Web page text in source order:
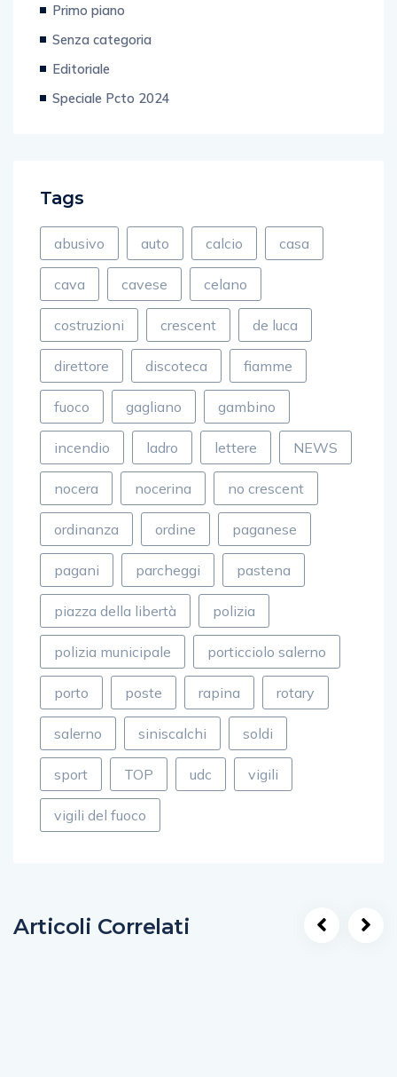
Primo piano
Senza categoria
Editoriale
Speciale Pcto 2024
Tags
abusivo auto calcio casa
cava cavese celano
costruzioni crescent de luca
direttore discoteca fiamme
fuoco gagliano gambino
incendio ladro lettere NEWS
nocera nocerina no crescent
ordinanza ordine paganese
pagani parcheggi pastena
piazza della libertà polizia
polizia municipale porticciolo salerno
porto poste rapina rotary
salerno siniscalchi soldi
sport TOP udc vigili
vigili del fuoco
Articoli Correlati